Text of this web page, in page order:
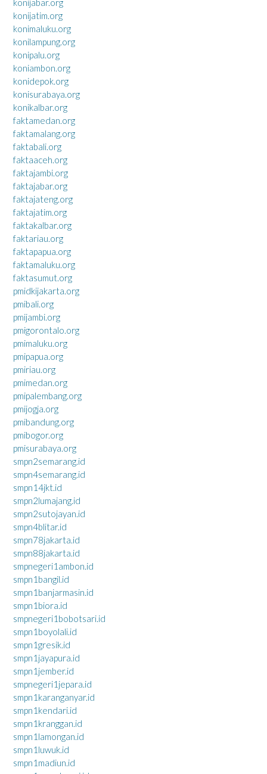
konijatim.org
konimaluku.org
konilampung.org
konipalu.org
koniambon.org
konidepok.org
konisurabaya.org
konikalbar.org
faktamedan.org
faktamalang.org
faktabali.org
faktaaceh.org
faktajambi.org
faktajabar.org
faktajateng.org
faktajatim.org
faktakalbar.org
faktariau.org
faktapapua.org
faktamaluku.org
faktasumut.org
pmidkijakarta.org
pmibali.org
pmijambi.org
pmigorontalo.org
pmimaluku.org
pmipapua.org
pmiriau.org
pmimedan.org
pmipalembang.org
pmijogja.org
pmibandung.org
pmibogor.org
pmisurabaya.org
smpn2semarang.id
smpn4semarang.id
smpn14jkt.id
smpn2lumajang.id
smpn2sutojayan.id
smpn4blitar.id
smpn78jakarta.id
smpn88jakarta.id
smpnegeri1ambon.id
smpn1bangil.id
smpn1banjarmasin.id
smpn1biora.id
smpnegeri1bobotsari.id
smpn1boyolali.id
smpn1gresik.id
smpn1jayapura.id
smpn1jember.id
smpnegeri1jepara.id
smpn1karanganyar.id
smpn1kendari.id
smpn1kranggan.id
smpn1lamongan.id
smpn1luwuk.id
smpn1madiun.id